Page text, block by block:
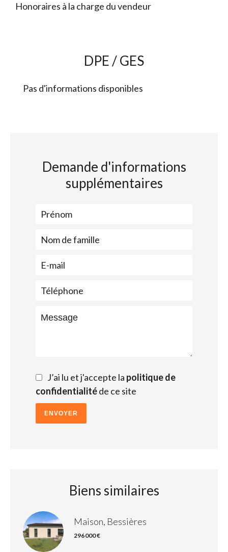
Honoraires à la charge du vendeur
DPE / GES
Pas d'informations disponibles
Demande d'informations
supplémentaires
J’ai lu et j'accepte la politique de
confidentialitéde ce site
ENVOYER
Biens similaires
Maison, Bessières
296 000 €